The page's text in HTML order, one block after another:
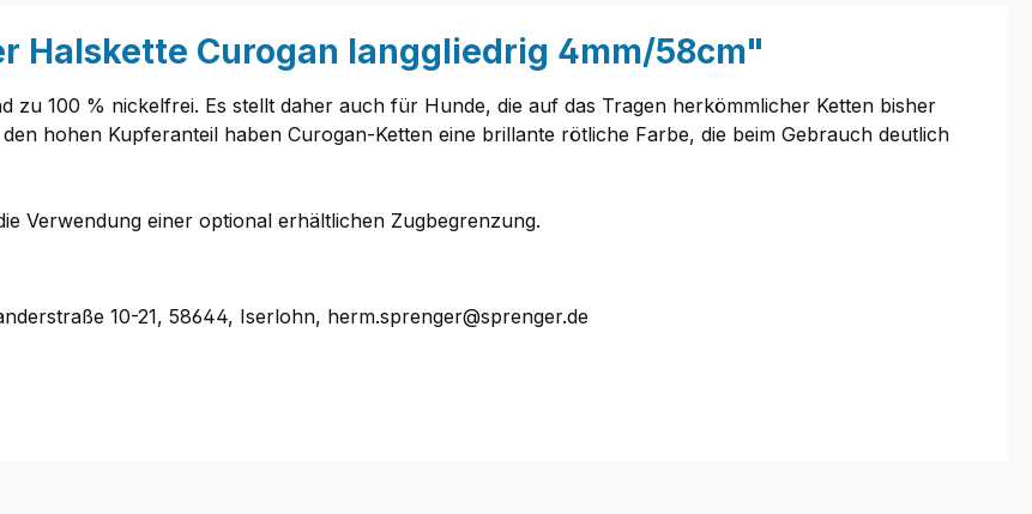
Halskette Curogan langgliedrig 4mm/58cm"
zu 100 % nickelfrei. Es stellt daher auch für Hunde, die auf das Tragen herkömmlicher Ketten bisher
hohen Kupferanteil haben Curogan-Ketten eine brillante rötliche Farbe, die beim Gebrauch deutlich
Verwendung einer optional erhältlichen Zugbegrenzung.
10-21, 58644, Iserlohn, herm.sprenger@sprenger.de